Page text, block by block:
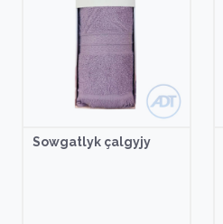
Sowgatlyk çalgyjy